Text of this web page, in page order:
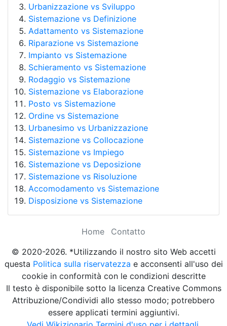
Urbanizzazione vs Sviluppo
Sistemazione vs Definizione
Adattamento vs Sistemazione
Riparazione vs Sistemazione
Impianto vs Sistemazione
Schieramento vs Sistemazione
Rodaggio vs Sistemazione
Sistemazione vs Elaborazione
Posto vs Sistemazione
Ordine vs Sistemazione
Urbanesimo vs Urbanizzazione
Sistemazione vs Collocazione
Sistemazione vs Impiego
Sistemazione vs Deposizione
Sistemazione vs Risoluzione
Accomodamento vs Sistemazione
Disposizione vs Sistemazione
Home
Contatto
© 2020-2026. *Utilizzando il nostro sito Web accetti
questa Politica sulla riservatezza e acconsenti all'uso dei
cookie in conformità con le condizioni descritte
Il testo è disponibile sotto la licenza Creative Commons
Attribuzione/Condividi allo stesso modo; potrebbero
essere applicati termini aggiuntivi.